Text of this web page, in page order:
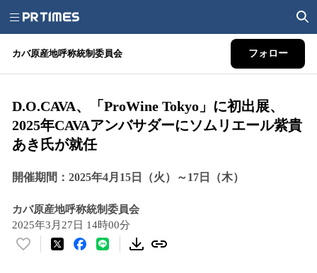
カバ原産地呼称統制委員会 フォロー
D.O.CAVA、「ProWine Tokyo」に初出展、
2025年CAVAアンバサダーにソムリエール紫貴
あき氏が就任
開催期間：2025年4月15日（火）～17日（木）
カバ原産地呼称統制委員会
2025年3月27日 14時00分
い